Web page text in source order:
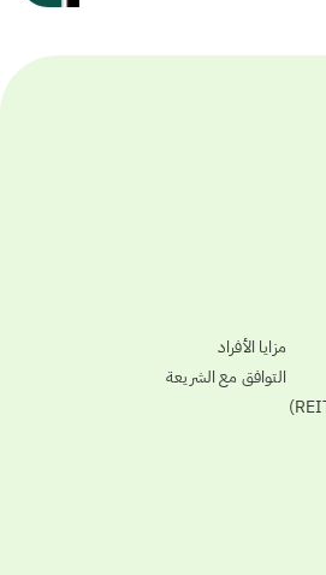
مزايا الأفراد
التوافق مع الشريعة